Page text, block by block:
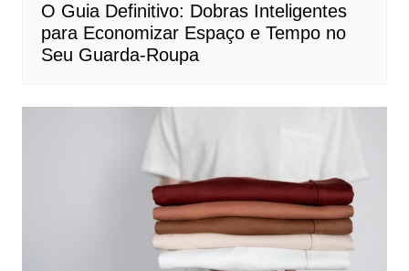
O Guia Definitivo: Dobras Inteligentes
para Economizar Espaço e Tempo no
Seu Guarda-Roupa